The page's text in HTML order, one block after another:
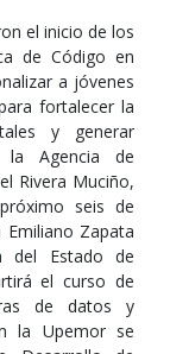
el inicio de los
de Código en
a jóvenes
fortalecer la
y generar
la Agencia de
Rivera Muciño,
seis de
Zapata
del Estado de
el curso de
de datos y
la Upemor se